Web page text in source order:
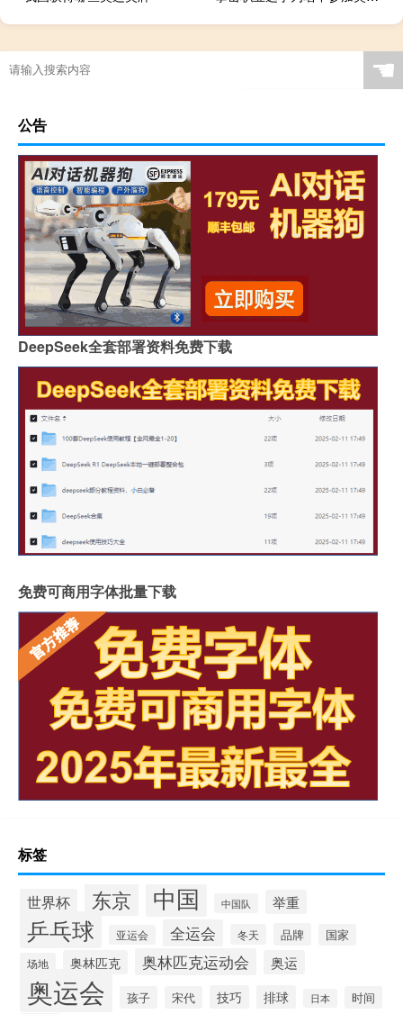
☚
公告
DeepSeek全套部署资料免费下载
免费可商用字体批量下载
标签
世界杯 东京 中国 中国队 举重
乒乓球 亚运会 全运会 冬天 品牌 国家
场地 奥林匹克 奥林匹克运动会 奥运
奥运会 孩子 宋代 技巧 排球 日本 时间